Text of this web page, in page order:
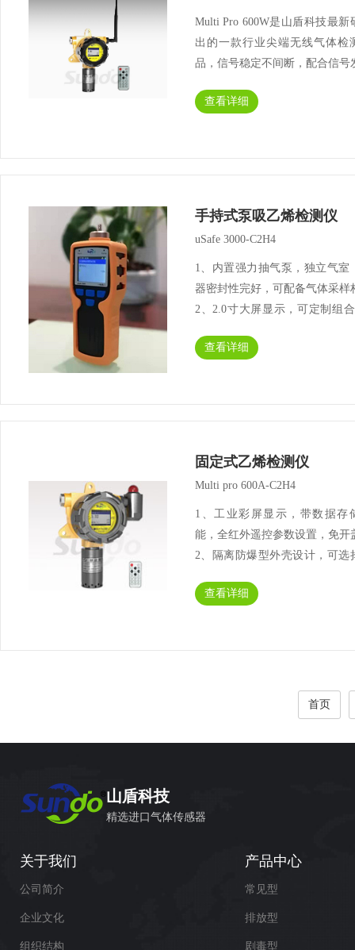
Multi Pro 600W是山盾科技最新
出的一款行业尖端无线气体检
品，信号稳定不间断，配合信号
离同步无线传输，同时在电脑中
查看详细
手持式泵吸乙烯检测仪
uSafe 3000-C2H4
1、内置强力抽气泵，独立气室
器密封性完好，可配备气体采样
2、2.0寸大屏显示，可定制组
示；3、高容量存储数据，一键
查看详细
固定式乙烯检测仪
Multi pro 600A-C2H4
1、工业彩屏显示，带数据存
能，全红外遥控参数设置，免开
2、隔离防爆型外壳设计，可选
电使用； 3、标准4-20mA信
查看详细
首页
山盾科技
精选进口气体传感器
关于我们
公司简介
企业文化
组织结构
产品中心
常见型
排放型
剧毒型